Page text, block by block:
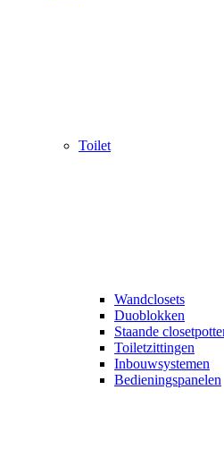
Toilet
Wandclosets
Duoblokken
Staande
Toiletzittingen
Inbouwsystemen
Bedieningspanelen